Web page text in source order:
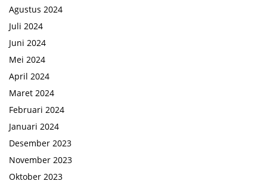
Agustus 2024
Juli 2024
Juni 2024
Mei 2024
April 2024
Maret 2024
Februari 2024
Januari 2024
Desember 2023
November 2023
Oktober 2023